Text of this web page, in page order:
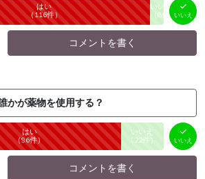
はい
（116件） 未投票
いいえ
（8件）いいえ
コメントを書く
かが薬物を使用する？
はい
（96件） 未投票いいえ
（ 22件） いいえ
コメントを書く